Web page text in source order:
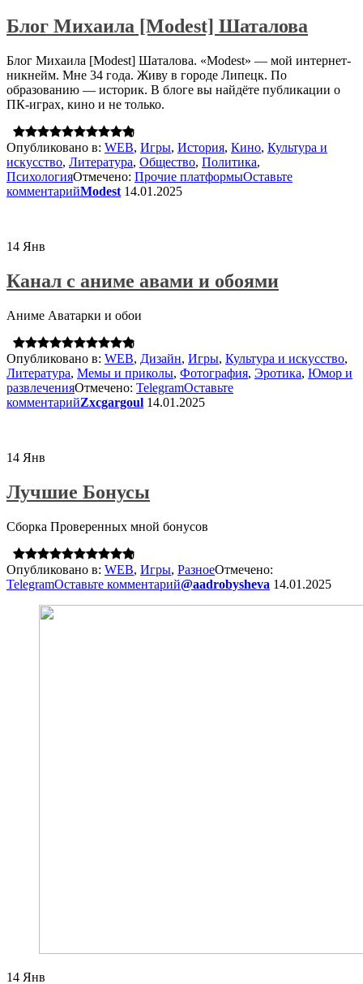
Блог Михаила [Modest] Шаталова
Блог Михаила [Modest] Шаталова. «Modest» — мой интернет-
никнейм. Мне 34 года. Живу в городе Липецк. По
образованию — историк. В блоге вы найдёте публикации о
ПК-играх, кино и не только.
0
Опубликовано в: WEB, Игры, История, Кино, Культура и
искусство, Литература, Общество, Политика,
ПсихологияОтмечено: Прочие платформыОставьте
комментарийModest 14.01.2025
14 Янв
Канал с аниме авами и обоями
Аниме Аватарки и обои
0
Опубликовано в: WEB, Дизайн, Игры, Культура и искусство,
Литература, Мемы и приколы, Фотография, Эротика, Юмор и
развлеченияОтмечено: TelegramОставьте
комментарийZxcgargoul 14.01.2025
14 Янв
Лучшие Бонусы
Сборка Проверенных мной бонусов
0
Опубликовано в: WEB, Игры, РазноеОтмечено:
TelegramОставьте комментарий@aadrobysheva 14.01.2025
14 Янв